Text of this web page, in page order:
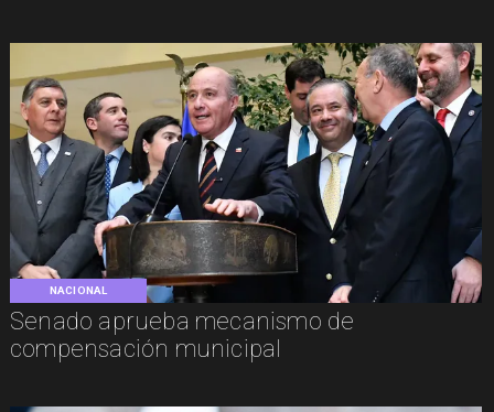
NACIONAL
Senado aprueba mecanismo de
compensación municipal